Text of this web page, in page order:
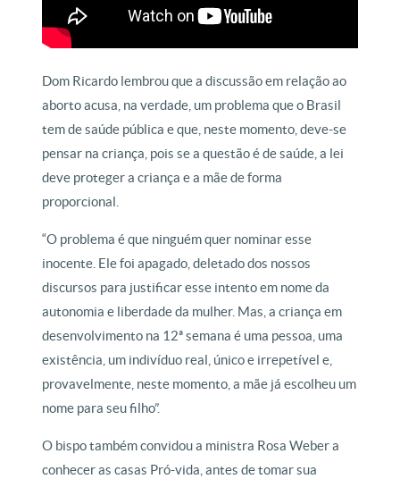
Dom Ricardo lembrou que a discussão em relação ao
aborto acusa, na verdade, um problema que o Brasil
tem de saúde pública e que, neste momento, deve-se
pensar na criança, pois se a questão é de saúde, a lei
deve proteger a criança e a mãe de forma
proporcional.
“O problema é que ninguém quer nominar esse
inocente. Ele foi apagado, deletado dos nossos
discursos para justificar esse intento em nome da
autonomia e liberdade da mulher. Mas, a criança em
desenvolvimento na 12ª semana é uma pessoa, uma
existência, um indivíduo real, único e irrepetível e,
provavelmente, neste momento, a mãe já escolheu um
nome para seu filho”.
O bispo também convidou a ministra Rosa Weber a
conhecer as casas Pró-vida, antes de tomar sua